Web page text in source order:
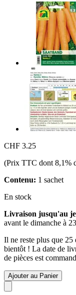
CHF 3.25
(Prix TTC dont 8,1%
Contenu: 1 sachet
En stock
Livraison jusqu'au
avant le dimanche à
Il ne reste plus que
bientôt ! La date de
de pièces est
Ajouter au Panier